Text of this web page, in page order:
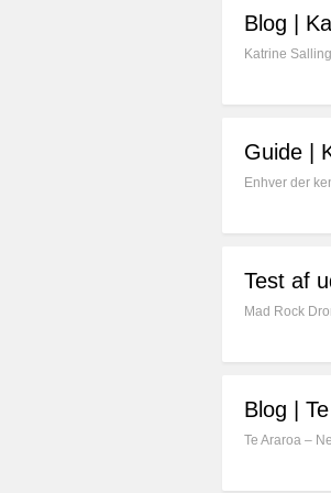
Blog |
Katrine
Guide |
Enhver der
Test af
Mad Rock
Blog |
Te Araroa –